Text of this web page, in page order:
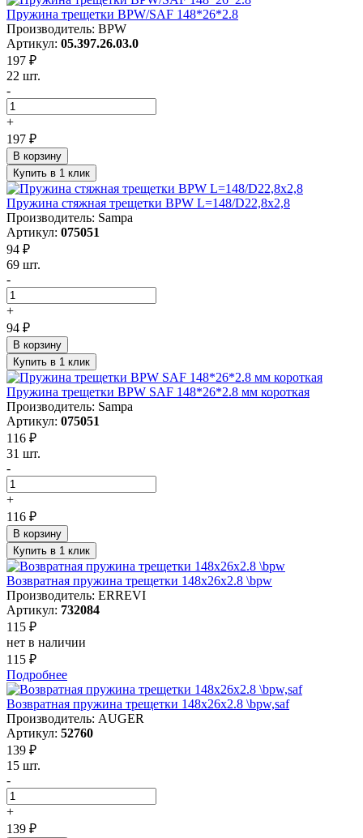
Пружина трещетки BPW/SAF 148*26*2.8
Производитель: BPW
Артикул: 05.397.26.03.0
197 ₽
22 шт.
-
+
197 ₽
В корзину
Купить в 1 клик
Пружина стяжная трещетки BPW L=148/D22,8х2,8
Производитель: Sampa
Артикул: 075051
94 ₽
69 шт.
-
+
94 ₽
В корзину
Купить в 1 клик
Пружина трещетки BPW SAF 148*26*2.8 мм короткая
Производитель: Sampa
Артикул: 075051
116 ₽
31 шт.
-
+
116 ₽
В корзину
Купить в 1 клик
Возвратная пружина трещетки 148x26x2.8 \bpw
Производитель: ERREVI
Артикул: 732084
115 ₽
нет в наличии
115 ₽
Подробнее
Возвратная пружина трещетки 148x26x2.8 \bpw,saf
Производитель: AUGER
Артикул: 52760
139 ₽
15 шт.
-
+
139 ₽